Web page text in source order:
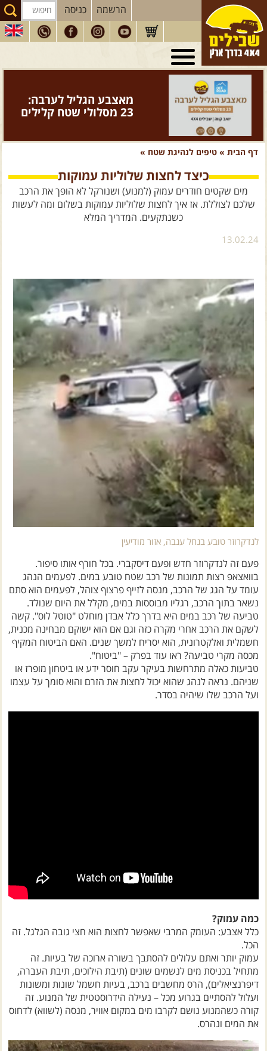
הרשמה כניסה
טיולי 4X4
בארץ
מסעות בעולם
טיוליםלרכב פנאי
הדרכותנהיגה
המדריכיםשלנו
חנותשבילים
הירשמו לניוזלטר שבילים
הבלוג של יואב קווה
אודות יואב קווה והאתר שבילים
לנהיגת שטח" - מהדורה
חדשה >>
דף הבית »טיפים לנהיגת שטח »
מים שקטים חודרים עמוק (למנוע) ושנורקל לא הופך את הרכב
שלכם לצוללת. אז איך לחצות שלוליות עמוקות בשלום ומה לעשות
כשנתקעים. המדריך המלא
לנדקרוזר טובע בנחל ענבה, אזור מודיעין
פעם זה לנדקרוזר חדש ופעם דיסקברי. בכל חורף אותו סיפור.
בוואצאפ רצות תמונות של רכב שטח טובע במים. לפעמים הנהג
עומד על הגג של הרכב, מנסה לזייף פרצוף צוהל, לפעמים הוא סתם
נשאר בתוך הרכב, רגליו מבוססות במים, מקלל את היום שנולד.
טביעה של רכב במים היא בדרך כלל אבדן מוחלט "טוטל לוס". קשה
לשקם את הרכב אחרי מקרה כזה וגם אם הוא ישוקם מבחינה מכנית,
חשמלית ואלקטרונית, הוא יסריח למשך שנים. האם הביטוח המקיף
מכסה מקרי טביעה? ראו עוד בפרק – "ביטוח".
טביעות כאלה מתרחשות בעיקר עקב חוסר ידע או ביטחון מופרז או
שניהם. נראה לנהג שהוא יכול לחצות את הזרם והוא סומך על עצמו
ועל הרכב שלו שיהיה בסדר.
כלל אצבע: העומק המרבי שאפשר לחצות הוא חצי גובה הגלגל. זה
הכל.
עמוק יותר ואתם עלולים להסתבך בשורה ארוכה של בעיות. זה
מתחיל בכניסת מים לנשמים שונים (תיבת הילוכים, תיבת העברה,
דיפרנציאלים), הרס מחשבים ברכב, בעיות חשמל שונות ומשונות
ועלול להסתיים בגרוע מכל – נעילה הידרוסטטית של המנוע. זה
קורה כשהמנוע נושם לקרבו מים במקום אוויר, מנסה (לשווא) לדחוס
את המים ונהרס.